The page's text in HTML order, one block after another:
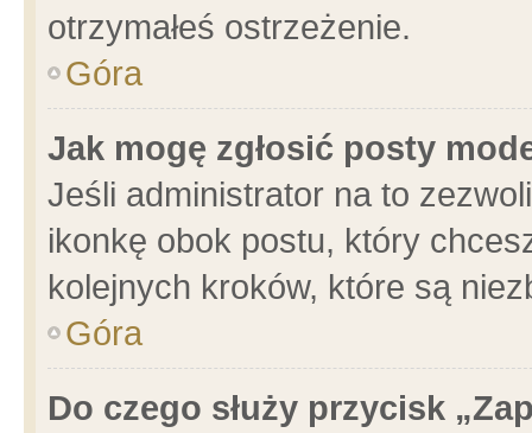
otrzymałeś ostrzeżenie.
Góra
Jak mogę zgłosić posty
Jeśli administrator na to
ikonkę obok postu, który
kolejnych kroków, które są
Góra
Do czego służy przycisk